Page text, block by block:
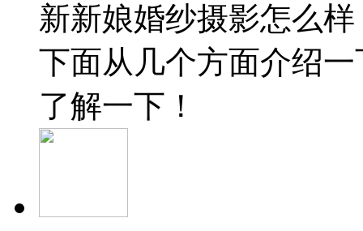
新新娘婚纱摄影怎么
下面从几个方面介绍
了解一下！